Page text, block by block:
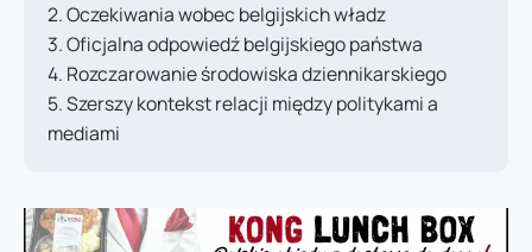
Oczekiwania wobec belgijskich władz
Oficjalna odpowiedź belgijskiego państwa
Rozczarowanie środowiska dziennikarskiego
Szerszy kontekst relacji między politykami a
mediami